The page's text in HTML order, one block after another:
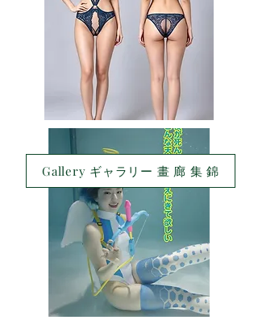
Gallery ギャラリー 畫 廊 集 錦